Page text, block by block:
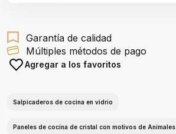
Garantía de calidad
Múltiples métodos de pago
Agregar a los favoritos
Salpicaderos de cocina en vidrio
Paneles de cocina de cristal con motivos de Animales